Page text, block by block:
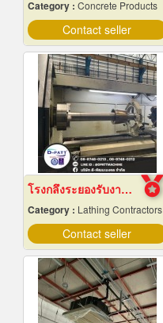
Category : Concrete Products
Contact seller
โรงกลึงระยองรับงานผลิตด่วน
Category : Lathing Contractors
Contact seller